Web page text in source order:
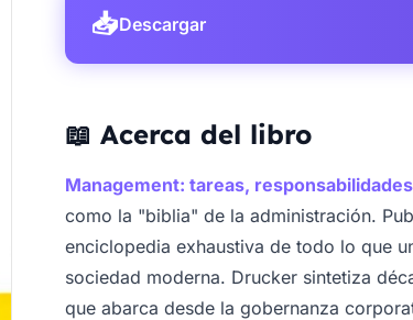
📥Descargar
📖 Acerca del libro
Management: tareas,
como la "biblia" de la administración.
enciclopedia exhaustiva de todo lo que
sociedad moderna. Drucker sintetiza
que abarca desde la gobernanza